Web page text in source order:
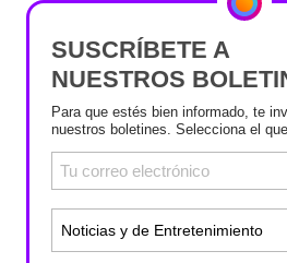
SUSCRÍBETE A
NUESTROS
Para que estés bien informado, te
nuestros boletines. Selecciona el